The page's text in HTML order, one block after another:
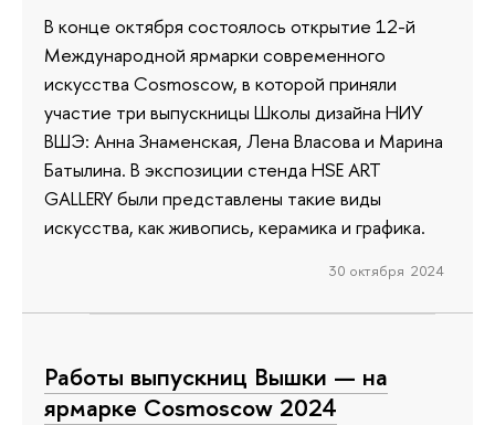
В конце октября состоялось открытие 12-й
Международной ярмарки современного
искусства Cosmoscow, в которой приняли
участие три выпускницы Школы дизайна НИУ
ВШЭ: Анна Знаменская, Лена Власова и Марина
Батылина. В экспозиции стенда HSE ART
GALLERY были представлены такие виды
искусства, как живопись, керамика и графика.
30 октября 2024
Работы выпускниц Вышки — на
ярмарке Cosmoscow 2024